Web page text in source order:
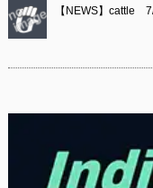
【NEWS】cattle